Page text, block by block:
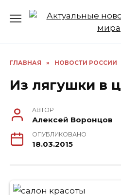
ГЛАВНАЯ » НОВОСТИ РОССИИ
Из лягушки в
АВТОР
Алексей Воронцов
ОПУБЛИКОВАНО
18.03.2015